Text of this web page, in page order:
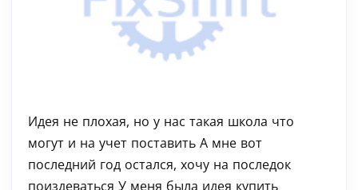
Идея не плохая, но у нас такая школа что
могут и на учет поставить А мне вот
последний год остался, хочу на последок
поиздеваться У меня была идея купить